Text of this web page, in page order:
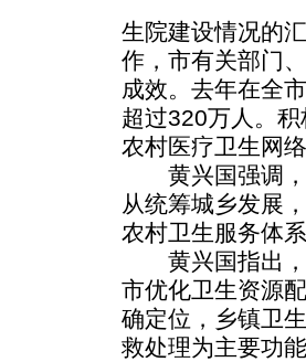
生院建设情况的
作，市有关部门
成效。去年在全
超过320万人。
农村医疗卫生网
黄兴国强调，
从统筹城乡发展
农村卫生服务体
黄兴国指出，
市优化卫生资源
确定位，乡镇卫
救处理为主要功